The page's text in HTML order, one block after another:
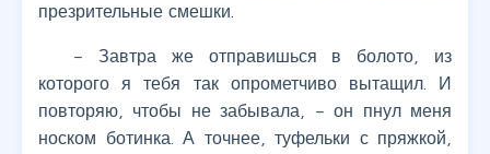
презрительные смешки.
– Завтра же отправишься в болото, из
которого я тебя так опрометчиво вытащил. И
повторяю, чтобы не забывала, – он пнул меня
носком ботинка. А точнее, туфельки с пряжкой,